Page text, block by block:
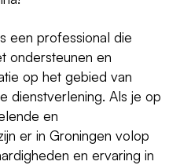
een professional die
ondersteunen en
op het gebied van
dienstverlening. Als je op
en
er in Groningen volop
en ervaring in